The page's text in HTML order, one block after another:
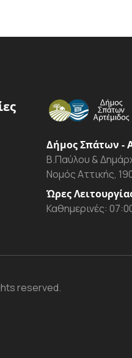
Δήμος Σπάτων -
Β.Παύλου &
Νομός Αττικής,
Ώρες
Καθημερινές:
reserved.